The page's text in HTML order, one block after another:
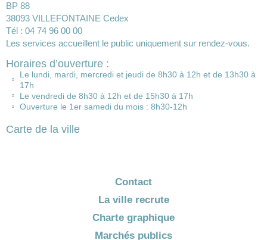
BP 88
38093 VILLEFONTAINE Cedex
Tél : 04 74 96 00 00
Les services accueillent le public uniquement sur rendez-vous.
Horaires d’ouverture :
Le lundi, mardi, mercredi et jeudi de 8h30 à 12h et de 13h30 à
17h
Le vendredi de 8h30 à 12h et de 15h30 à 17h
Ouverture le 1er samedi du mois : 8h30-12h
Carte de la ville
Contact
La ville recrute
Charte graphique
Marchés publics